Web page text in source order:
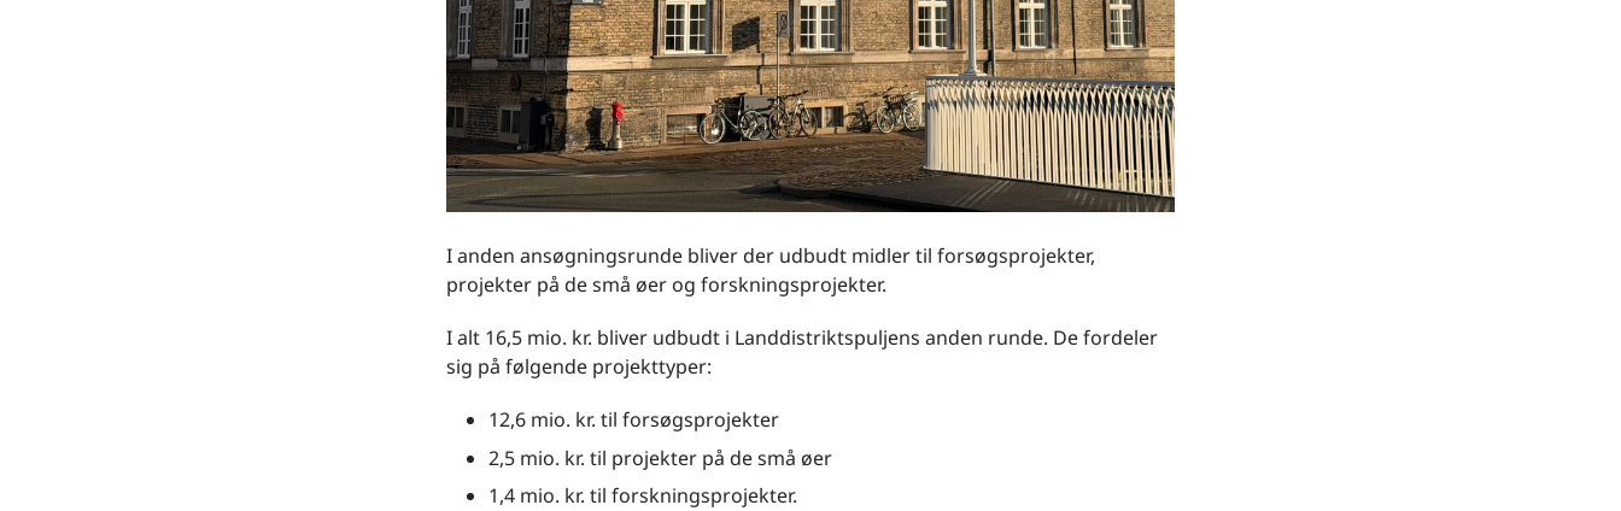
I anden ansøgningsrunde bliver der udbudt midler til forsøgsprojekter,
projekter på de små øer og forskningsprojekter.
I alt 16,5 mio. kr. bliver udbudt i Landdistriktspuljens anden runde. De fordeler
sig på følgende projekttyper:
12,6 mio. kr. til forsøgsprojekter
2,5 mio. kr. til projekter på de små øer
1,4 mio. kr. til forskningsprojekter.